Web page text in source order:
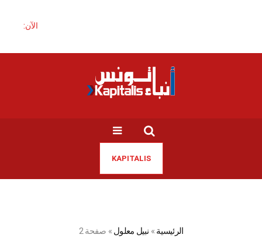
الآن:
KAPITALIS
الرئيسية» نبيل معلول» صفحة 2